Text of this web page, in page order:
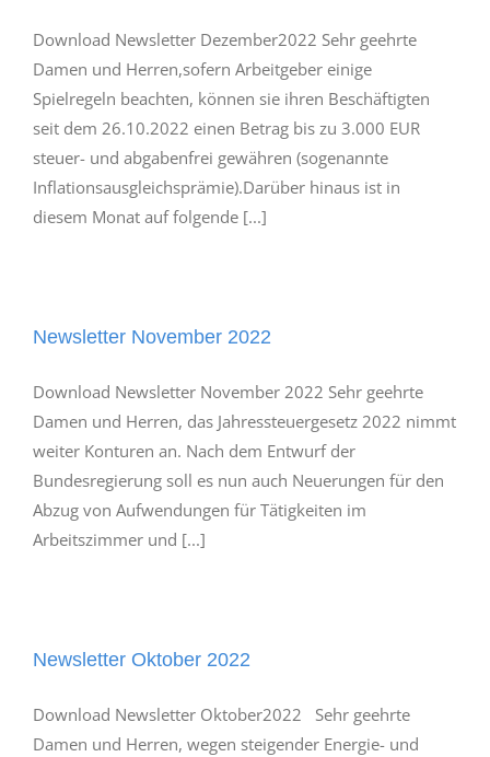
Download Newsletter Dezember2022 Sehr geehrte
Damen und Herren,sofern Arbeitgeber einige
Spielregeln beachten, können sie ihren Beschäftigten
seit dem 26.10.2022 einen Betrag bis zu 3.000 EUR
steuer- und abgabenfrei gewähren (sogenannte
Inflationsausgleichsprämie).Darüber hinaus ist in
diesem Monat auf folgende [...]
Newsletter November 2022
Download Newsletter November 2022 Sehr geehrte
Damen und Herren, das Jahressteuergesetz 2022 nimmt
weiter Konturen an. Nach dem Entwurf der
Bundesregierung soll es nun auch Neuerungen für den
Abzug von Aufwendungen für Tätigkeiten im
Arbeitszimmer und [...]
Newsletter Oktober 2022
Download Newsletter Oktober2022 Sehr geehrte
Damen und Herren, wegen steigender Energie- und